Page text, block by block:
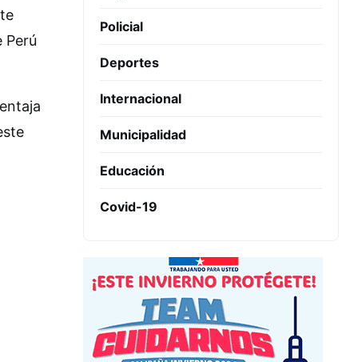
Perú
Policial
Deportes
Internacional
Municipalidad
Educación
Covid-19